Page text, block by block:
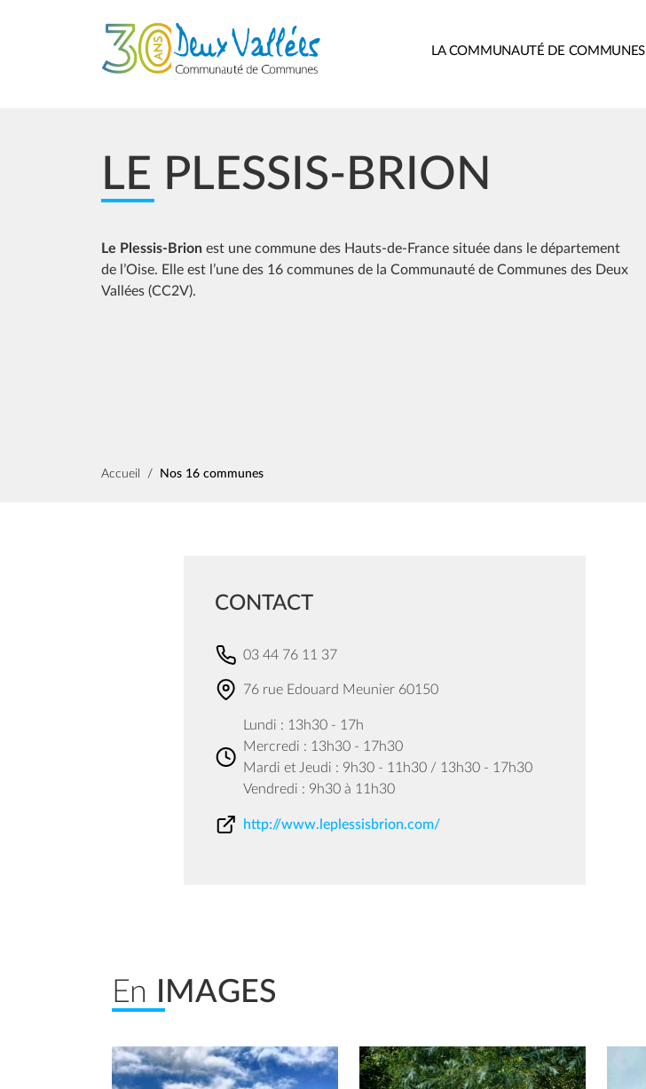
LA COMMUNAUTÉ DE COMMUNES
LE PLESSIS-BRION
Le Plessis-Brion est une commune des Hauts-de-France située dans le département
de l’Oise. Elle est l’une des 16 communes de la Communauté de Communes des Deux
Vallées (CC2V).
Fil d'Ariane
Accueil Nos 16 communes
CONTACT
03 44 76 11 37
76 rue Edouard Meunier 60150
Lundi : 13h30 - 17h
Mercredi : 13h30 - 17h30
Mardi et Jeudi : 9h30 - 11h30 / 13h30 - 17h30
Vendredi : 9h30 à 11h30
http://www.leplessisbrion.com/
En IMAGES